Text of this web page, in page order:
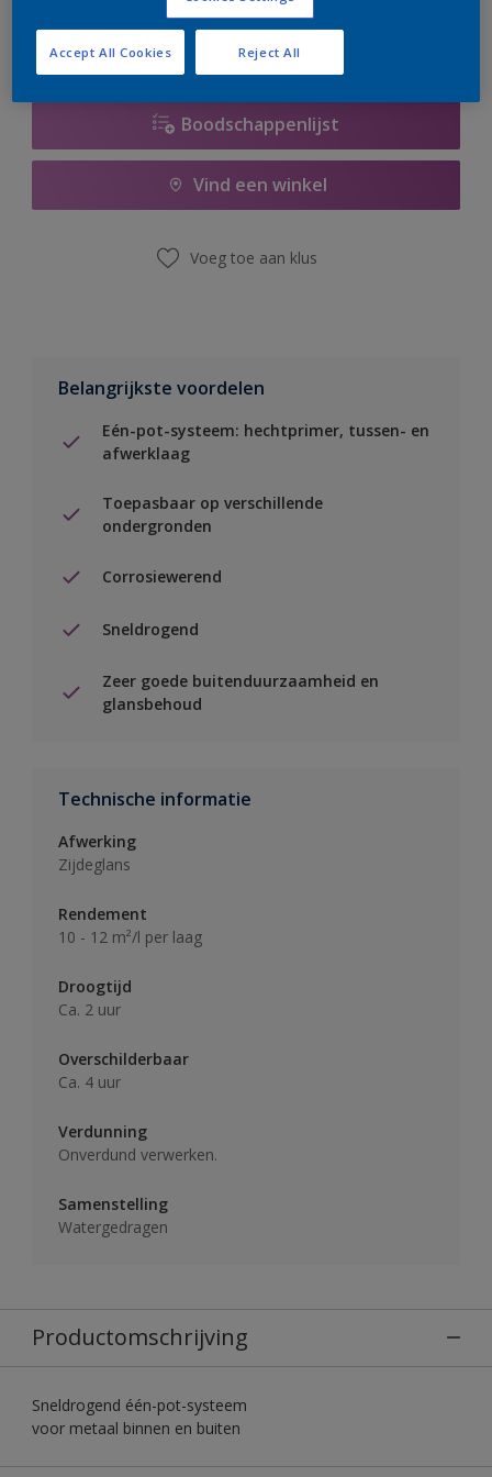
Boodschappenlijst
Vind een winkel
Voeg toe aan klus
Belangrijkste voordelen
Eén-pot-systeem: hechtprimer, tussen- en
afwerklaag
Toepasbaar op verschillende
ondergronden
Corrosiewerend
Sneldrogend
Zeer goede buitenduurzaamheid en
glansbehoud
Technische informatie
Afwerking
Zijdeglans
Rendement
10 - 12 m²/l per laag
Droogtijd
Ca. 2 uur
Overschilderbaar
Ca. 4 uur
Verdunning
Onverdund verwerken.
Samenstelling
Watergedragen
Productomschrijving
Sneldrogend één-pot-systeem
voor metaal binnen en buiten
Reject All
Accept All Cookies